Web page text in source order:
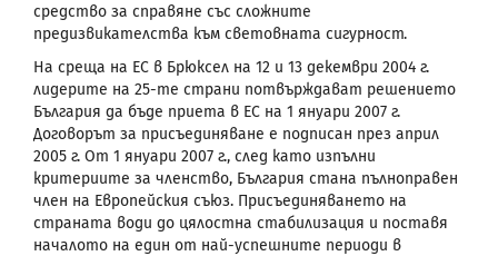
средство за справяне със сложните
предизвикателства към световната сигурност.
На среща на ЕС в Брюксел на 12 и 13 декември 2004 г.
лидерите на 25-те страни потвърждават решението
България да бъде приета в ЕС на 1 януари 2007 г.
Договорът за присъединяване е подписан през април
2005 г. От 1 януари 2007 г., след като изпълни
критериите за членство, България стана пълноправен
член на Европейския съюз. Присъединяването на
страната води до цялостна стабилизация и поставя
началото на един от най-успешните периоди в